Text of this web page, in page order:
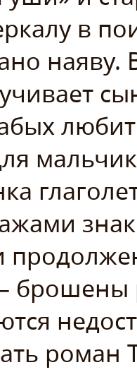
в
брошены
роман